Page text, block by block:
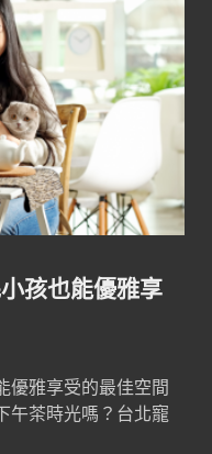
孩也能優雅享
優雅享受的最佳空間
午茶時光嗎？台北寵